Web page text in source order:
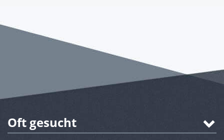
Oft gesucht